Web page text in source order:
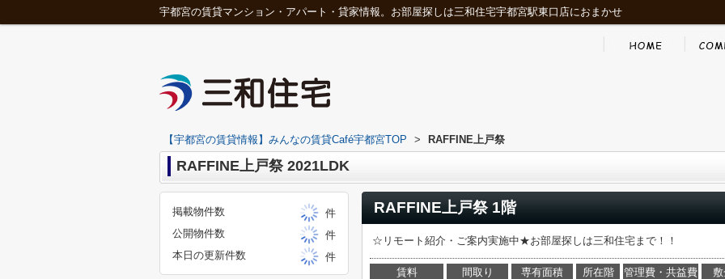
宇都宮の賃貸マンション・アパート・貸家情報。お部屋探しは三和住宅宇都宮駅東口店におまかせ
【宇都宮の賃貸情報】みんなの賃貸Café宇都宮TOP > RAFFINE上戸祭
RAFFINE上戸祭 2021LDK
RAFFINE上戸祭 1階
☆リモート紹介・ご案内実施中★お部屋探しは三和住宅まで！！
賃料 間取り 専有面積 所在階 管理費・共益費
掲載物件数
件
公開物件数
件
本日の更新件数
件